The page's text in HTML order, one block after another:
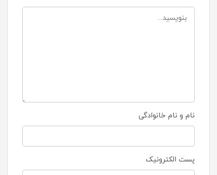
نام و نام خانوادگی
پست الکترونیک